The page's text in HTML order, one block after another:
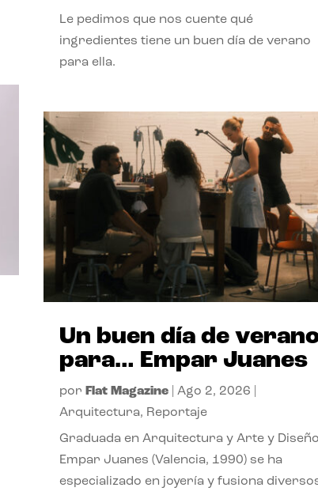
Le pedimos que nos cuente qué
ingredientes tiene un buen día de verano
para ella.
Un buen día de
para… Empar Juanes
por Flat Magazine| Ago 2, 2026
Arquitectura, Reportaje
Graduada en Arquitectura y Arte y
Empar Juanes (Valencia, 1990) se ha
especializado en joyería y fusiona